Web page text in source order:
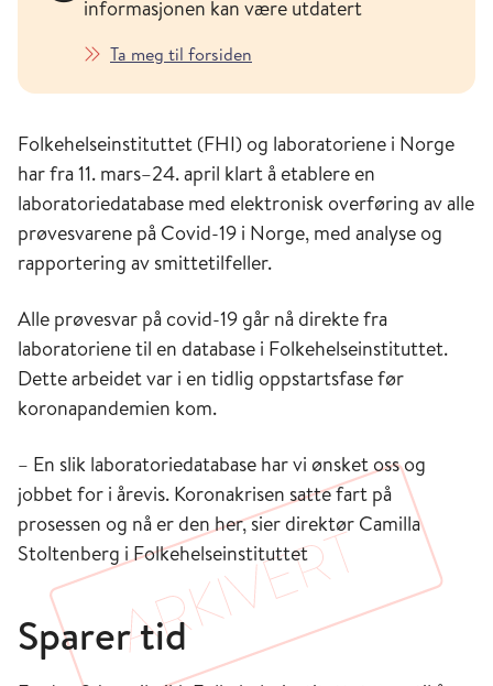
informasjonen kan være utdatert
Ta meg til forsiden
Folkehelseinstituttet (FHI) og laboratoriene i Norge
har fra 11. mars–24. april klart å etablere en
laboratoriedatabase med elektronisk overføring av alle
prøvesvarene på Covid-19 i Norge, med analyse og
rapportering av smittetilfeller.
Alle prøvesvar på covid-19 går nå direkte fra
laboratoriene til en database i Folkehelseinstituttet.
Dette arbeidet var i en tidlig oppstartsfase før
koronapandemien kom.
– En slik laboratoriedatabase har vi ønsket oss og
jobbet for i årevis. Koronakrisen satte fart på
prosessen og nå er den her, sier direktør Camilla
Stoltenberg i Folkehelseinstituttet
Sparer tid